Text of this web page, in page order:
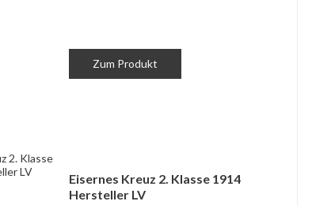
Zum Produkt
Eisernes Kreuz 2. Klasse 1914
Hersteller LV